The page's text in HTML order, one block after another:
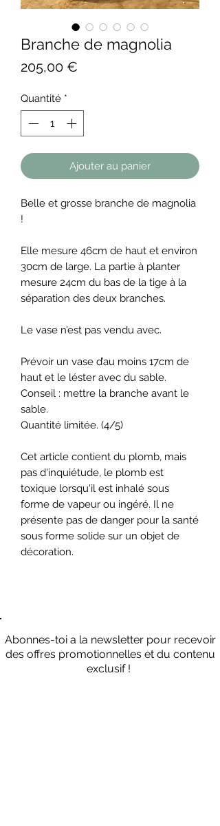
Branche de magnolia
205,00 €
Quantité *
Ajouter au panier
Belle et grosse branche de magnolia
!
Elle mesure 46cm de haut et environ
30cm de large. La partie à planter
mesure 24cm du bas de la tige à la
séparation des deux branches.
Le vase n’est pas vendu avec.
Prévoir un vase d’au moins 17cm de
haut et le léster avec du sable.
Conseil : mettre la branche avant le
sable.
Quantité limitée. (4/5)
Cet article contient du plomb, mais
pas d'inquiétude, le plomb est
toxique lorsqu'il est inhalé sous
forme de vapeur ou ingéré. Il ne
présente pas de danger pour la santé
sous forme solide sur un objet de
décoration.
Abonnes-toi a la newsletter pour recevoir
des offres promotionnelles et du contenu
exclusif !